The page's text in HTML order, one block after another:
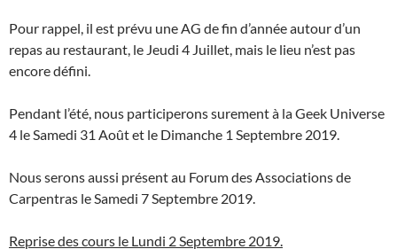
Pour rappel, il est prévu une AG de fin d’année autour d’un
repas au restaurant, le Jeudi 4 Juillet, mais le lieu n’est pas
encore défini.
Pendant l’été, nous participerons surement à la Geek Universe
4 le Samedi 31 Août et le Dimanche 1 Septembre 2019.
Nous serons aussi présent au Forum des Associations de
Carpentras le Samedi 7 Septembre 2019.
Reprise des cours le Lundi 2 Septembre 2019.